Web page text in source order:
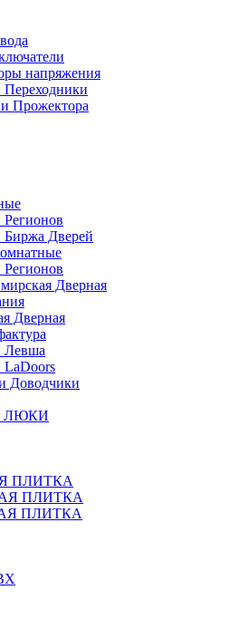
напряжения
Переходники
Прожектора
Регионов
Биржа Дверей
Регионов
Дверная
Дверная
Левша
LaDoors
Доводчики
ЛЮКИ
ПЛИТКА
ПЛИТКА
ПЛИТКА